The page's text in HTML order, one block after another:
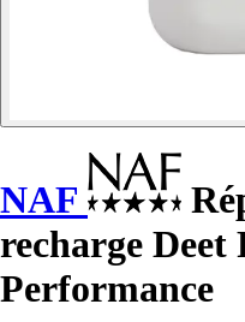
NAF
recharge Deet
Performance